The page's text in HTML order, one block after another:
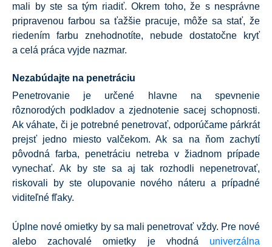
mali by ste sa tým riadiť. Okrem toho, že s nesprávne
pripravenou farbou sa ťažšie pracuje, môže sa stať, že
riedením farbu znehodnotíte, nebude dostatočne kryť
a celá práca vyjde nazmar.
Nezabúdajte na penetráciu
Penetrovanie je určené hlavne na spevnenie
rôznorodých podkladov a zjednotenie sacej schopnosti.
Ak váhate, či je potrebné penetrovať, odporúčame párkrát
prejsť jedno miesto valčekom. Ak sa na ňom zachytí
pôvodná farba, penetráciu netreba v žiadnom prípade
vynechať. Ak by ste sa aj tak rozhodli nepenetrovať,
riskovali by ste olupovanie nového náteru a prípadné
viditeľné fľaky.
Úplne nové omietky by sa mali penetrovať vždy. Pre nové
alebo zachovalé omietky je vhodná univerzálna